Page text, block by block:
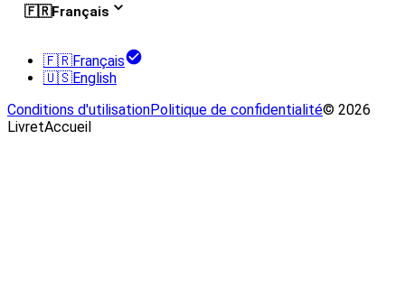
🇫🇷Français
🇫🇷Français
🇺🇸English
Conditions d'utilisationPolitique de confidentialité© 2026
LivretAccueil